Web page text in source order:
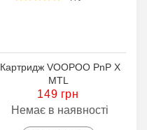
Картридж VOOPOO PnP X
MTL
149 грн
Немає в наявності